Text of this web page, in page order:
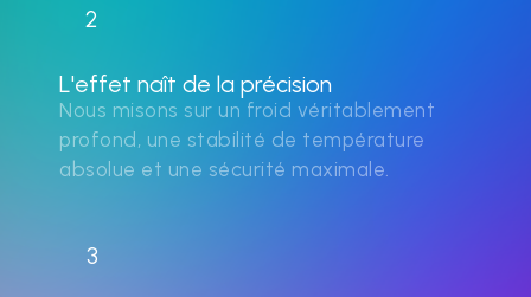
2
L'effet naît de la précision
Nous misons sur un froid véritablement
profond, une stabilité de température
absolue et une sécurité maximale.
3